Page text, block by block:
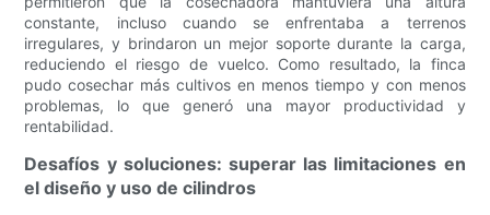
constante, incluso cuando se enfrentaba a terrenos
irregulares, y brindaron un mejor soporte durante la carga,
reduciendo el riesgo de vuelco. Como resultado, la finca
pudo cosechar más cultivos en menos tiempo y con menos
problemas, lo que generó una mayor productividad y
rentabilidad.
Desafíos y soluciones: superar las limitaciones en
el diseño y uso de cilindros